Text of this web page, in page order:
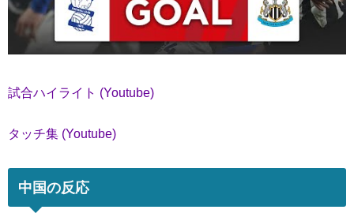
試合ハイライト (Youtube)
タッチ集 (Youtube)
中国の反応